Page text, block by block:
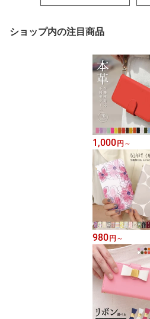
ショップ内の注目商品
1,000 円 ～
980 円 ～